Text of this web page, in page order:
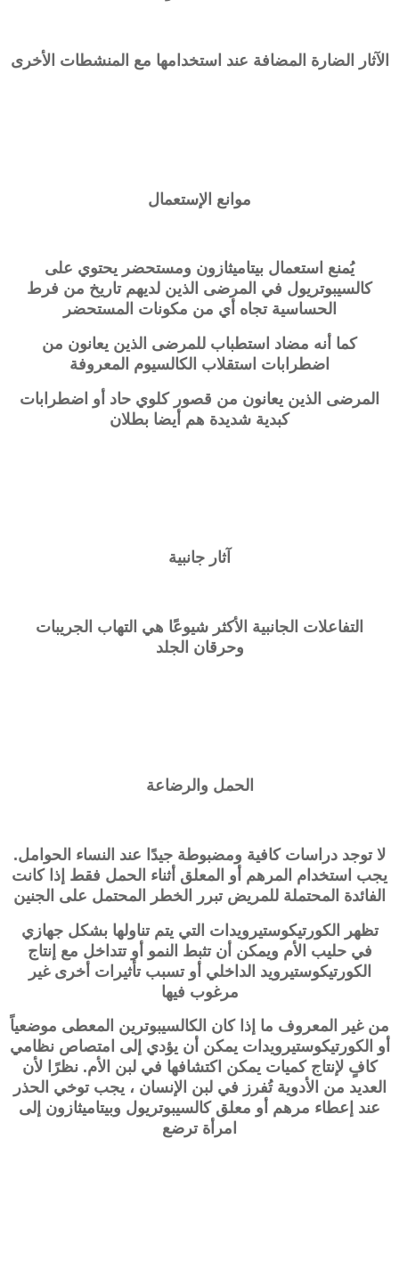
الآثار الضارة المضافة عند استخدامها مع المنشطات الأخرى
موانع الإستعمال
يُمنع استعمال بيتاميثازون ومستحضر يحتوي على
كالسيبوتريول في المرضى الذين لديهم تاريخ من فرط
الحساسية تجاه أي من مكونات المستحضر
كما أنه مضاد استطباب للمرضى الذين يعانون من
اضطرابات استقلاب الكالسيوم المعروفة
المرضى الذين يعانون من قصور كلوي حاد أو اضطرابات
كبدية شديدة هم أيضا بطلان
آثار جانبية
التفاعلات الجانبية الأكثر شيوعًا هي التهاب الجريبات
وحرقان الجلد
الحمل والرضاعة
لا توجد دراسات كافية ومضبوطة جيدًا عند النساء الحوامل.
يجب استخدام المرهم أو المعلق أثناء الحمل فقط إذا كانت
الفائدة المحتملة للمريض تبرر الخطر المحتمل على الجنين
تظهر الكورتيكوستيرويدات التي يتم تناولها بشكل جهازي
في حليب الأم ويمكن أن تثبط النمو أو تتداخل مع إنتاج
الكورتيكوستيرويد الداخلي أو تسبب تأثيرات أخرى غير
مرغوب فيها
من غير المعروف ما إذا كان الكالسيبوترين المعطى موضعياً
أو الكورتيكوستيرويدات يمكن أن يؤدي إلى امتصاص نظامي
كافٍ لإنتاج كميات يمكن اكتشافها في لبن الأم. نظرًا لأن
العديد من الأدوية تُفرز في لبن الإنسان ، يجب توخي الحذر
عند إعطاء مرهم أو معلق كالسيبوتريول وبيتاميثازون إلى
امرأة ترضع